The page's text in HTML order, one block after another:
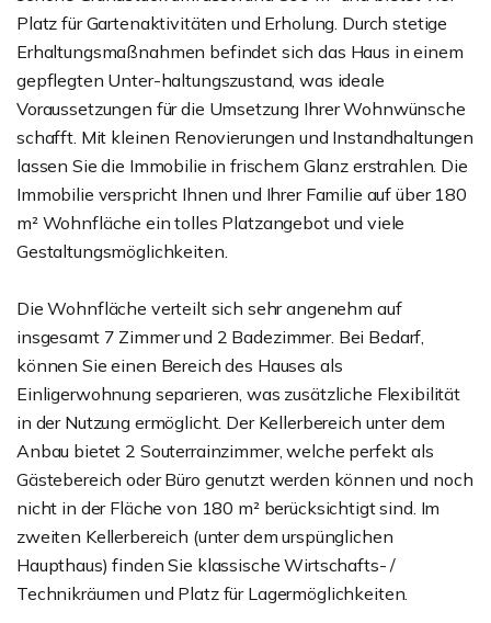
Platz für Gartenaktivitäten und Erholung. Durch stetige
Erhaltungsmaßnahmen befindet sich das Haus in einem
gepflegten Unter-haltungszustand, was ideale
Voraussetzungen für die Umsetzung Ihrer Wohnwünsche
schafft. Mit kleinen Renovierungen und Instandhaltungen
lassen Sie die Immobilie in frischem Glanz erstrahlen. Die
Immobilie verspricht Ihnen und Ihrer Familie auf über 180
m² Wohnfläche ein tolles Platzangebot und viele
Gestaltungsmöglichkeiten.
Die Wohnfläche verteilt sich sehr angenehm auf
insgesamt 7 Zimmer und 2 Badezimmer. Bei Bedarf,
können Sie einen Bereich des Hauses als
Einligerwohnung separieren, was zusätzliche Flexibilität
in der Nutzung ermöglicht. Der Kellerbereich unter dem
Anbau bietet 2 Souterrainzimmer, welche perfekt als
Gästebereich oder Büro genutzt werden können und noch
nicht in der Fläche von 180 m² berücksichtigt sind. Im
zweiten Kellerbereich (unter dem urspünglichen
Haupthaus) finden Sie klassische Wirtschafts- /
Technikräumen und Platz für Lagermöglichkeiten.